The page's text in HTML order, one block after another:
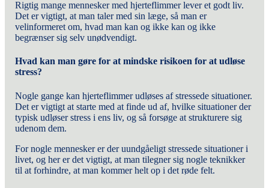
Rigtig mange mennesker med hjerteflimmer lever et godt liv.
Det er vigtigt, at man taler med sin læge, så man er
velinformeret om, hvad man kan og ikke kan og ikke
begrænser sig selv unødvendigt.
Hvad kan man gøre for at mindske risikoen for at udløse
stress?
Nogle gange kan hjerteflimmer udløses af stressede situationer.
Det er vigtigt at starte med at finde ud af, hvilke situationer der
typisk udløser stress i ens liv, og så forsøge at strukturere sig
udenom dem.
For nogle mennesker er der uundgåeligt stressede situationer i
livet, og her er det vigtigt, at man tilegner sig nogle teknikker
til at forhindre, at man kommer helt op i det røde felt.